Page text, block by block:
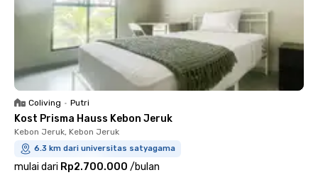
Coliving • Putri
Kost Prisma Hauss Kebon Jeruk
Kebon Jeruk, Kebon Jeruk
6.3 km dari universitas satyagama
mulai dari Rp2.700.000 /bulan